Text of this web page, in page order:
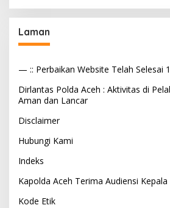
Laman
— :: Perbaikan Website Telah Selesai
Dirlantas Polda Aceh : Aktivitas di
Aman dan Lancar
Disclaimer
Hubungi Kami
Indeks
Kapolda Aceh Terima Audiensi
Kode Etik